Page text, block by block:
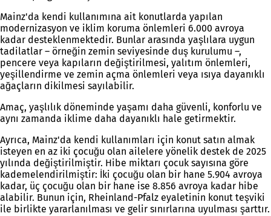
Mainz'da kendi kullanımına ait konutlarda yapılan
modernizasyon ve iklim koruma önlemleri 6.000 avroya
kadar desteklenmektedir. Bunlar arasında yaşlılara uygun
tadilatlar – örneğin zemin seviyesinde duş kurulumu –,
pencere veya kapıların değiştirilmesi, yalıtım önlemleri,
yeşillendirme ve zemin açma önlemleri veya ısıya dayanıklı
ağaçların dikilmesi sayılabilir.
Amaç, yaşlılık döneminde yaşamı daha güvenli, konforlu ve
aynı zamanda iklime daha dayanıklı hale getirmektir.
Ayrıca, Mainz'da kendi kullanımları için konut satın almak
isteyen en az iki çocuğu olan ailelere yönelik destek de 2025
yılında değiştirilmiştir. Hibe miktarı çocuk sayısına göre
kademelendirilmiştir: İki çocuğu olan bir hane 5.904 avroya
kadar, üç çocuğu olan bir hane ise 8.856 avroya kadar hibe
alabilir. Bunun için, Rheinland-Pfalz eyaletinin konut teşviki
ile birlikte yararlanılması ve gelir sınırlarına uyulması şarttır.